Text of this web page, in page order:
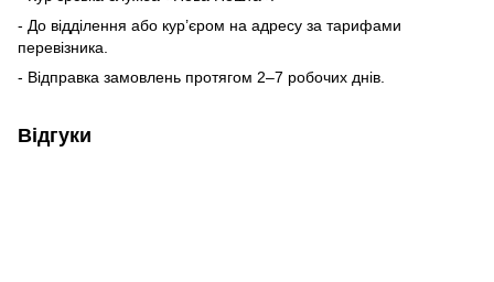
- До відділення або кур’єром на адресу за тарифами
перевізника.
- Відправка замовлень протягом 2–7 робочих днів.
Відгуки